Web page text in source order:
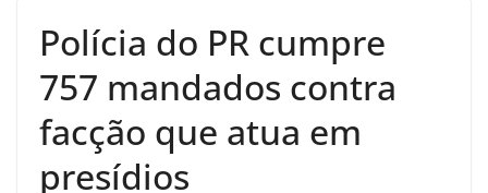
Polícia do PR cumpre
757 mandados contra
facção que atua em
presídios